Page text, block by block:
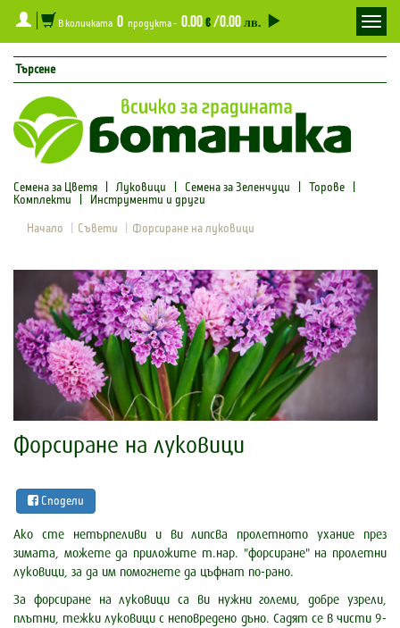
В количката 0 продукта - 0.00€/0.00лв.
Семена за Цветя |Луковици Семена за Зеленчуци Торове
Комплекти
Инструменти и други
Начало Съвети Форсиране на луковици
Форсиране на луковици
Сподели
Ако сте нетърпеливи и ви липсва пролетното ухание през
зимата, можете да приложите т.нар. "форсиране" на пролетни
луковици, за да им помогнете да цъфнат по-рано.
За форсиране на луковици са ви нужни големи, добре узрели,
плътни, тежки луковици с неповредено дъно. Садят се в чисти 9-